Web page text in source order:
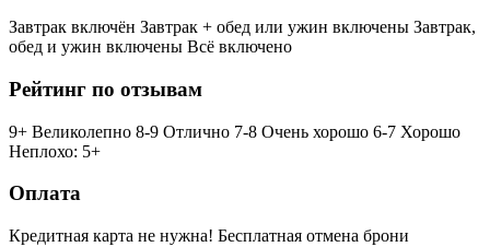
Завтрак включён Завтрак + обед или ужин включены Завтрак,
обед и ужин включены Всё включено
Рейтинг по отзывам
9+ Великолепно 8-9 Отлично 7-8 Очень хорошо 6-7 Хорошо
Неплохо: 5+
Оплата
Кредитная карта не нужна! Бесплатная отмена брони